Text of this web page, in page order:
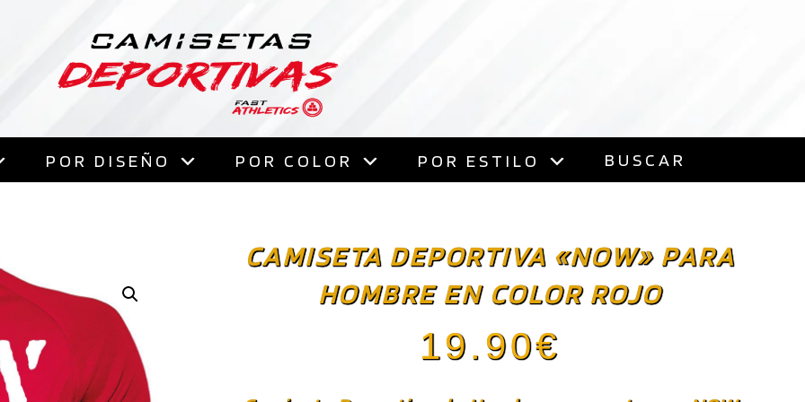
al
contenido
POR DISEÑO POR COLOR POR ESTILO BUSCAR
CAMISETA DEPORTIVA «NOW» PARA
HOMBRE EN COLOR ROJO
19.90€